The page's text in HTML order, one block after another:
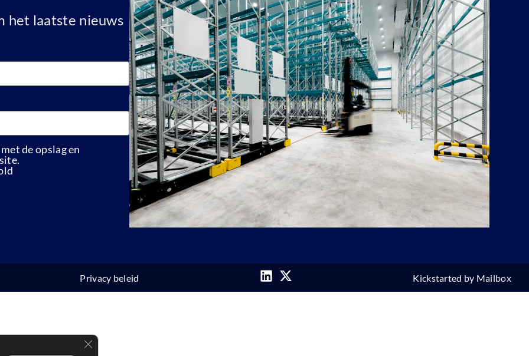
het laatste nieuws
de opslag en
Privacy beleid Kickstarted by Mailbox
Sluit AVG/GDPR cookie banner